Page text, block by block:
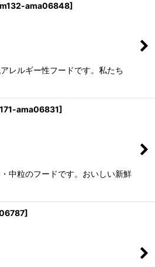
ama06848]
レルギー性フードです。私たち
ama06831]
中粒のフードです。おいしい新鮮
]